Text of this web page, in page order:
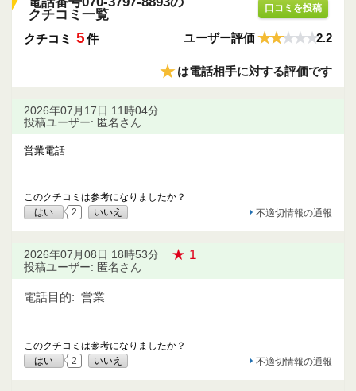
クチコミ一覧
口コミを投稿
クチコミ 5件 ユーザー評価 2.2
★は電話相手に対する評価です
2026年07月17日 11時04分
投稿ユーザー: 匿名さん
営業電話
このクチコミは参考になりましたか？
はい
2 いいえ 不適切情報の通報
2026年07月08日 18時53分 ★ 1
投稿ユーザー: 匿名さん
電話目的: 営業
このクチコミは参考になりましたか？
はい
2 いいえ 不適切情報の通報